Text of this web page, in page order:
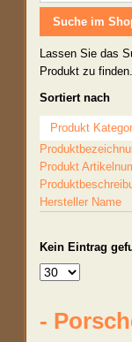
Lassen Sie das
Produkt zu finden.
Sortiert nach
Produkt
Produkt
Hersteller Name
Kein Eintrag
-